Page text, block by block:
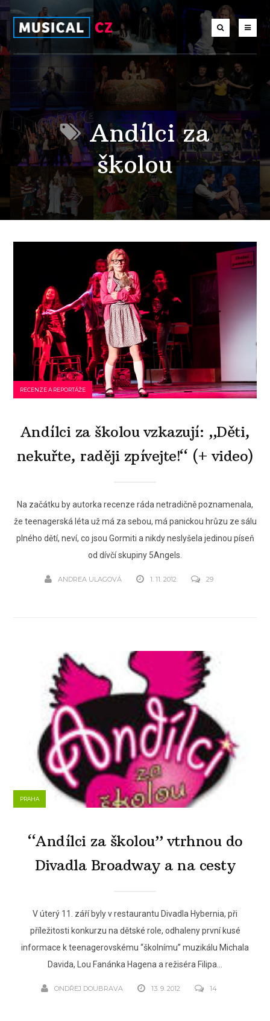
Andílci za
školou
RECENZE A REPORTÁŽE
Andílci za školou vzkazují: „Děti,
nekuřte, raději zpívejte!“ (+ video)
Na začátku by autorka recenze ráda netradičně poznamenala,
že teenagerská léta už má za sebou, má panickou hrůzu ze sálu
plného dětí, neví, co jsou Gormiti a nikdy neslyšela jedinou píseň
od dívčí skupiny 5Angels.
ANDREA ULAGOVÁ 1. 11. 2012 29
PRAHA
“Andílci za školou” vtrhnou do
Divadla Broadway a na cesty
V úterý 11. září byly v restaurantu Divadla Hybernia, při
příležitosti konkurzu na dětské role, odhaleny první kusé
informace k teenagerovskému “školnímu” muzikálu Michala
Davida, Lou Fanánka Hagena a režiséra Filipa...
ONDŘEJ DOUBRAVA 13. 9. 2012 14